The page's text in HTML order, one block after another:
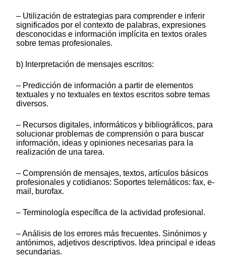
– Utilización de estrategias para comprender e inferir
significados por el contexto de palabras, expresiones
desconocidas e información implícita en textos orales
sobre temas profesionales.
b) Interpretación de mensajes escritos:
– Predicción de información a partir de elementos
textuales y no textuales en textos escritos sobre temas
diversos.
– Recursos digitales, informáticos y bibliográficos, para
solucionar problemas de comprensión o para buscar
información, ideas y opiniones necesarias para la
realización de una tarea.
– Comprensión de mensajes, textos, artículos básicos
profesionales y cotidianos: Soportes telemáticos: fax, e-
mail, burofax.
– Terminología específica de la actividad profesional.
– Análisis de los errores más frecuentes. Sinónimos y
antónimos, adjetivos descriptivos. Idea principal e ideas
secundarias.